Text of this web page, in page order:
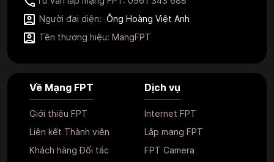
Người đại diện: Ông Hoàng Việt Anh
Tên thương hiệu: MangFPT
Về Mạng FPT
Giới thiệu FPT
Liên kết Thành viên
Khách hàng Đối tác
Dịch vụ
Internet FPT
Lắp mạng FPT
FPT Camera